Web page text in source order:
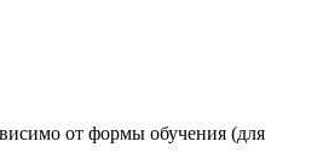
от формы обучения (для